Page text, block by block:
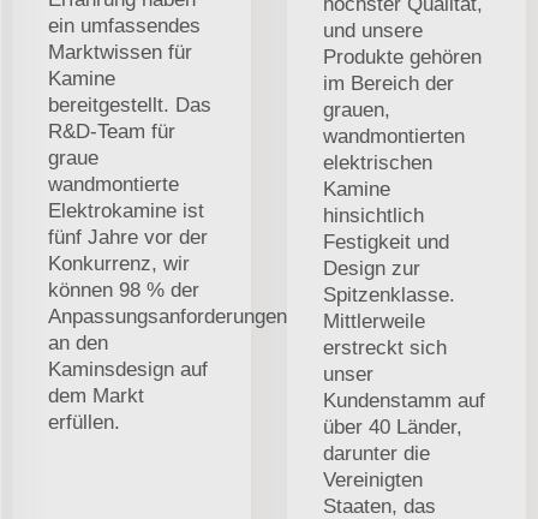
ein umfassendes
Marktwissen für
Kamine
bereitgestellt. Das
R&D-Team für
graue
wandmontierte
Elektrokamine ist
fünf Jahre vor der
Konkurrenz, wir
können 98 % der
Anpassungsanforderungen
an den
Kaminsdesign auf
dem Markt
erfüllen.
und unsere
Produkte gehören
im Bereich der
grauen,
wandmontierten
elektrischen
Kamine
hinsichtlich
Festigkeit und
Design zur
Spitzenklasse.
Mittlerweile
erstreckt sich
unser
Kundenstamm auf
über 40 Länder,
darunter die
Vereinigten
Staaten, das